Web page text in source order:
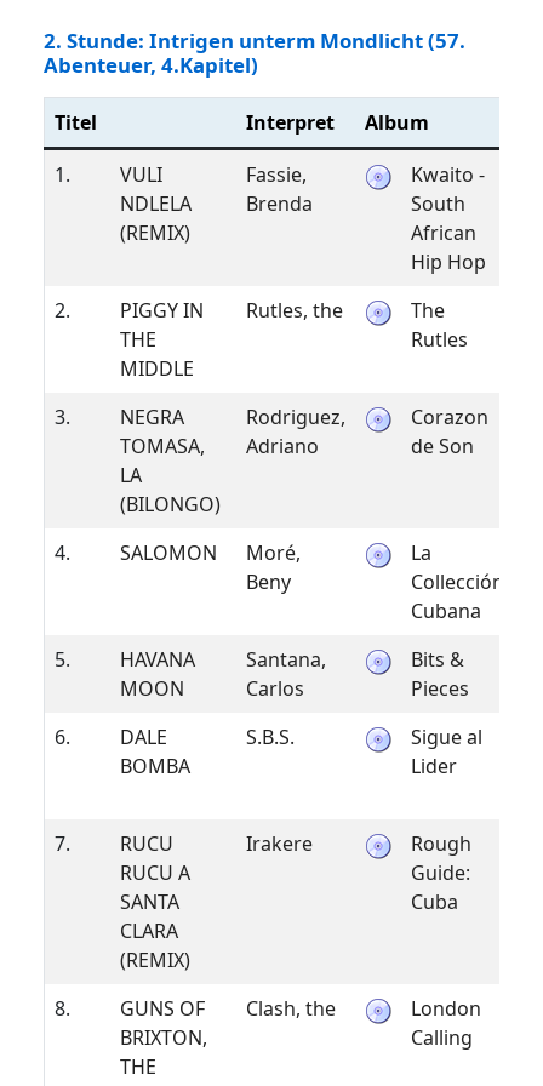
2. Stunde: Intrigen unterm Mondlicht (57.
Abenteuer, 4.Kapitel)
Titel Interpret Album
1.
VULI
NDLELA
(REMIX)
Fassie,
Brenda
Kwaito -
South
African
Hip Hop
2.
PIGGY IN
THE
MIDDLE
Rutles, the
The
Rutles
3.
NEGRA
TOMASA,
LA
(BILONGO)
Rodriguez,
Adriano
Corazon
de Son
4. SALOMON
Moré,
Beny
La
Collección
Cubana
5.
HAVANA
MOON
Santana,
Carlos
Bits &
Pieces
6.
DALE
BOMBA
S.B.S.
Sigue al
Lider
7.
RUCU
RUCU A
SANTA
CLARA
(REMIX)
Irakere
Rough
Guide:
Cuba
8.
GUNS OF
BRIXTON,
THE
Clash, the
London
Calling